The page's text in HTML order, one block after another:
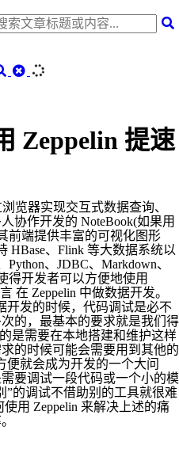
Zeppelin 提速
览器实现交互式数据查询、
协作开发的 NoteBook(如果用
前端提供丰富的可视化图形
HBase、Flink 等大数据系统以
、JDBC、Markdown、
得开发者可以方便地使用
在 Zeppelin 中做数据开发。
开发的时候，代码调试是必不
的，最基本的要求就是我们得
是需要在本地搭建和维护这样
的时候可能会需要用到其他的
便就会成为开发的一个大问
要调试一段代码或一个小的模
”的调试不借助别的工具就很难
用 Zeppelin 来解决上述的痛